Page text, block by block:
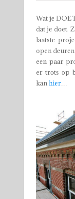
Wat je
dat je doet.
laatste
open
een paar
er trots op
kanhier…